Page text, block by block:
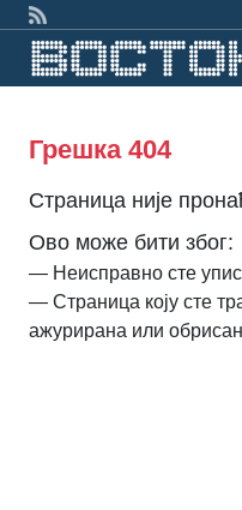
Грешка 404
Страница није
Ово може бити због:
— Неисправно сте
— Страница коју сте
ажурирана или